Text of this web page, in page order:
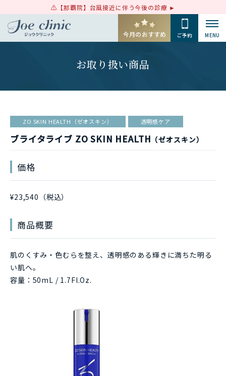
【那覇院】台風接近に伴う今後の診療
今月のおすすめ ご予約 MENU
お取り扱い商品
ZO SKIN HEALTH（ゼオスキン） 透明感ケア
ブライタライブ ZO SKIN HEALTH （ゼオスキン）
価格
¥23,540（税込）
商品概要
肌のくすみ・色むらを整え、透明感のある輝きに満ちた明る
い肌へ。
容量：50mL / 1.7Fl.Oz.